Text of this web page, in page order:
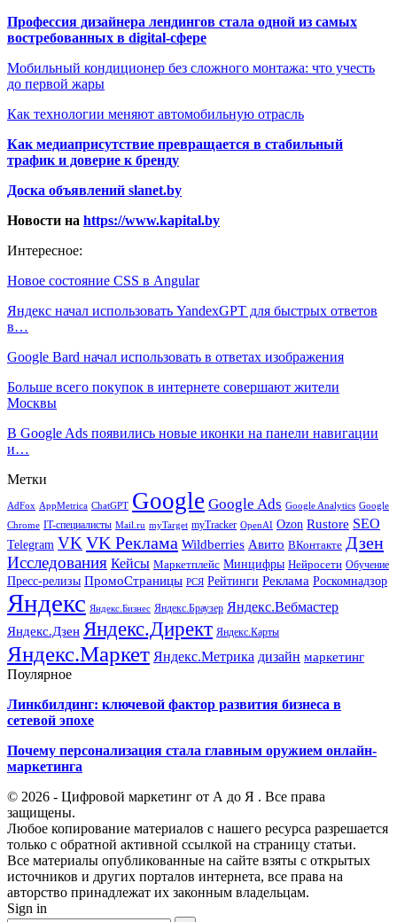
Профессия дизайнера лендингов стала одной из самых
востребованных в digital-сфере
Мобильный кондиционер без сложного монтажа: что учесть
до первой жары
Как технологии меняют автомобильную отрасль
Как медиаприсутствие превращается в стабильный
трафик и доверие к бренду
Доска объявлений slanet.by
Новости на https://www.kapital.by
Интересное:
Новое состояние CSS в Angular
Яндекс начал использовать YandexGPT для быстрых ответов
в…
Google Bard начал использовать в ответах изображения
Больше всего покупок в интернете совершают жители
Москвы
В Google Ads появились новые иконки на панели навигации
и…
Метки
AdFox AppMetrica ChatGPT Google Google Ads Google Analytics Google
Chrome IT-специалисты Mail.ru myTarget myTracker OpenAI Ozon Rustore SEO
Telegram VK VK Реклама Wildberries Авито ВКонтакте Дзен
Исследования Кейсы Маркетплейс Минцифры Нейросети Обучение
Пресс-релизы ПромоСтраницы РСЯ Рейтинги Реклама Роскомнадзор
Яндекс Яндекс.Бизнес Яндекс.Браузер Яндекс.Вебмастер
Яндекс.Дзен Яндекс.Директ Яндекс.Карты
Яндекс.Маркет Яндекс.Метрика дизайн маркетинг
Поулярное
Линкбилдинг: ключевой фактор развития бизнеса в
сетевой эпохе
Почему персонализация стала главным оружием онлайн-
маркетинга
© 2026 - Цифровой маркетинг от А до Я . Все права
защищены.
Любое копирование материалов с нашего ресурса разрешается
только с обратной активной ссылкой на страницу статьи.
Все материалы опубликованные на сайте взяты с открытых
источников и других порталов интернета, все права на
авторство принадлежат их законным владельцам.
Sign in